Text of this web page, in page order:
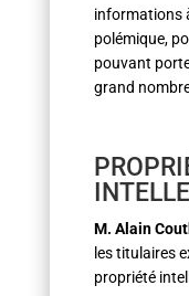
informations
polémique,
pouvant
grand
M. Alain
les titulaires
propriété